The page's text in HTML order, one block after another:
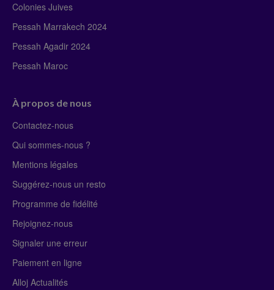
Colonies Juives
Pessah Marrakech 2024
Pessah Agadir 2024
Pessah Maroc
À propos de nous
Contactez-nous
Qui sommes-nous ?
Mentions légales
Suggérez-nous un resto
Programme de fidélité
Rejoignez-nous
Signaler une erreur
Paiement en ligne
Alloj Actualités